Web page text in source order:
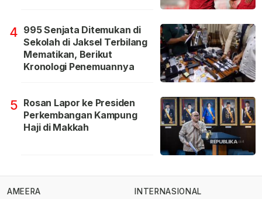
4 995 Senjata Ditemukan di
Sekolah di Jaksel Terbilang
Mematikan, Berikut
Kronologi Penemuannya
5 Rosan Lapor ke Presiden
Perkembangan Kampung
Haji di Makkah
AMEERA
INTERNASIONAL